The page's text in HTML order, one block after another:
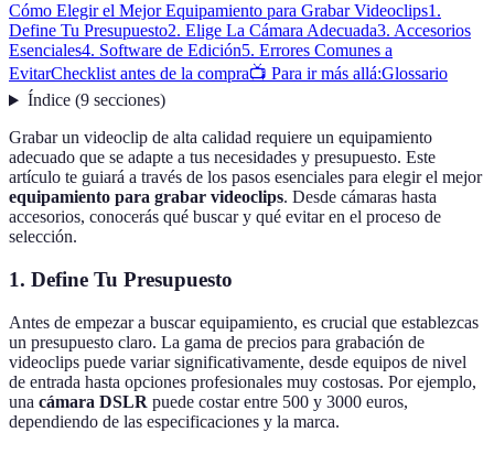
Cómo Elegir el Mejor Equipamiento para Grabar Videoclips1.
Define Tu Presupuesto2. Elige La Cámara Adecuada3. Accesorios
Esenciales4. Software de Edición5. Errores Comunes a
EvitarChecklist antes de la compra📺 Para ir más allá:Glossario
Índice(9 secciones)
Grabar un videoclip de alta calidad requiere un equipamiento
adecuado que se adapte a tus necesidades y presupuesto. Este
artículo te guiará a través de los pasos esenciales para elegir el mejor
equipamiento para grabar videoclips. Desde cámaras hasta
accesorios, conocerás qué buscar y qué evitar en el proceso de
selección.
1. Define Tu Presupuesto
Antes de empezar a buscar equipamiento, es crucial que establezcas
un presupuesto claro. La gama de precios para grabación de
videoclips puede variar significativamente, desde equipos de nivel
de entrada hasta opciones profesionales muy costosas. Por ejemplo,
una cámara DSLR puede costar entre 500 y 3000 euros,
dependiendo de las especificaciones y la marca.